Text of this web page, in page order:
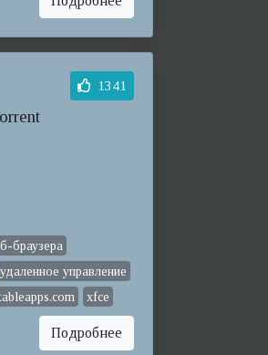
1341
браузера
удаленное управление
xfce
Подробнее